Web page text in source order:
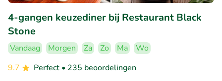
4-gangen keuzediner bij Restaurant Black
Stone
Vandaag Morgen Za Zo Ma
Wo
9.7
Perfect • 235 beoordelingen